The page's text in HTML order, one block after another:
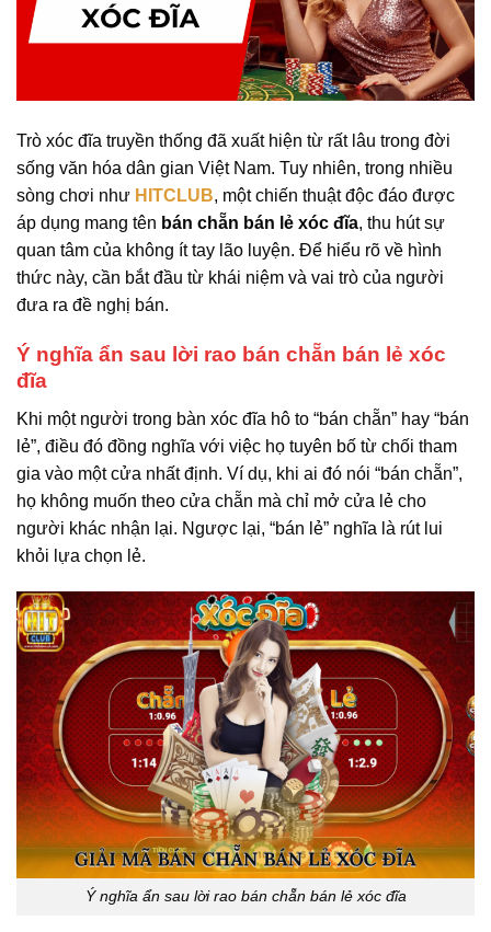
Trò xóc đĩa truyền thống đã xuất hiện từ rất lâu trong đời
sống văn hóa dân gian Việt Nam. Tuy nhiên, trong nhiều
sòng chơi như HITCLUB, một chiến thuật độc đáo được
áp dụng mang tên bán chẵn bán lẻ xóc đĩa, thu hút sự
quan tâm của không ít tay lão luyện. Để hiểu rõ về hình
thức này, cần bắt đầu từ khái niệm và vai trò của người
đưa ra đề nghị bán.
Ý nghĩa ẩn sau lời rao bán chẵn bán lẻ xóc
đĩa
Khi một người trong bàn xóc đĩa hô to “bán chẵn” hay “bán
lẻ”, điều đó đồng nghĩa với việc họ tuyên bố từ chối tham
gia vào một cửa nhất định. Ví dụ, khi ai đó nói “bán chẵn”,
họ không muốn theo cửa chẵn mà chỉ mở cửa lẻ cho
người khác nhận lại. Ngược lại, “bán lẻ” nghĩa là rút lui
khỏi lựa chọn lẻ.
Ý nghĩa ẩn sau lời rao bán chẵn bán lẻ xóc đĩa